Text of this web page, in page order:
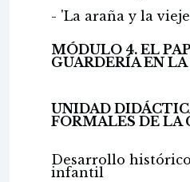
- 'La araña y la
MÓDULO 4. EL
GUARDERÍA EN
UNIDAD
FORMALES DE LA
Desarrollo
infantil